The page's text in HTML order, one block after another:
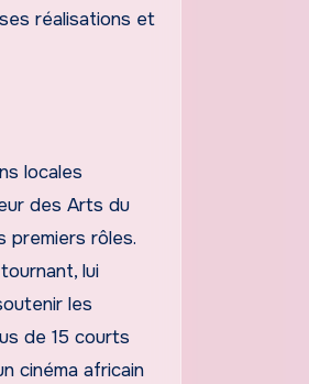
réalisations et
locales
des Arts du
premiers rôles.
lui
les
de 15 courts
cinéma africain